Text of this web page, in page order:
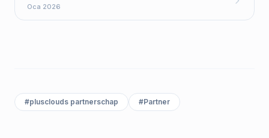
Oca 2026
#plusclouds partnerschap #Partner